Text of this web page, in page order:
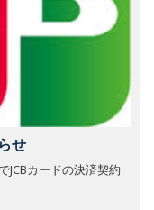
せ
JCBカードの決済契約